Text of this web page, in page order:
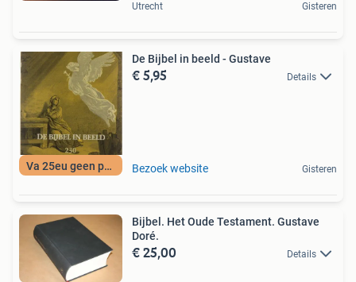
Utrecht Gisteren
Va 25eu geen porto
De Bijbel in beeld - Gustave
€ 5,95 Details
Bezoek website Gisteren
Bijbel. Het Oude Testament. Gustave
Doré.
€ 25,00 Details